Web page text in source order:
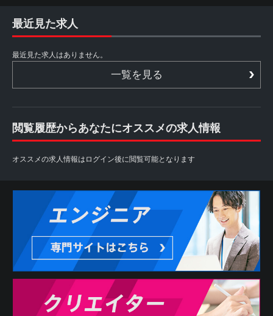
最近見た求人
最近見た求人はありません。
一覧を見る
閲覧履歴からあなたにオススメの求人情報
オススメの求人情報はログイン後に閲覧可能となります